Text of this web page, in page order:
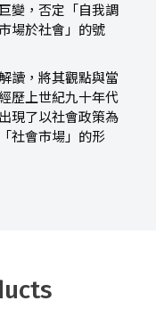
變，否定「自我調
場於社會」的號
讀，將其觀點與當
歷上世紀九十年代
現了以社會政策為
社會市場」的形